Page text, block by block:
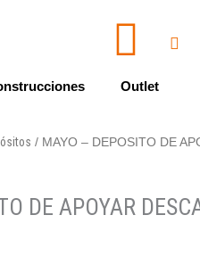
c
o
-
W
h
a
s
Cart
Outlet
/ MAYO – DEPOSITO DE
DE APOYAR